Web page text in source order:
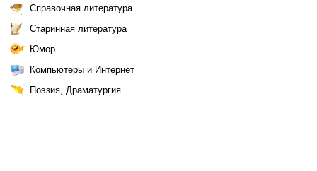
Справочная литература
Старинная литература
Юмор
Компьютеры и Интернет
Поэзия, Драматургия